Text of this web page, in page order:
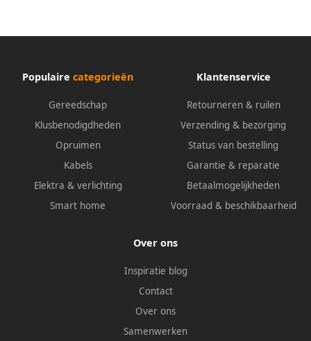
Populaire categorieën
Gereedschap
Klusbenodigdheden
Opruimen
Kabels
Elektra & verlichting
Smart home
Klantenservice
Retourneren & ruilen
Verzending & bezorging
Status van bestelling
Garantie & reparatie
Betaalmogelijkheden
Voorraad & beschikbaarheid
Over ons
Inspiratie blog
Contact
Over ons
Samenwerken